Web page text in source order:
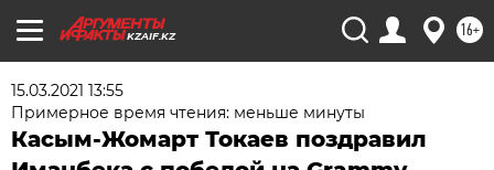
KZAIF.KZ 16+
15.03.2021 13:55
Примерное время чтения: меньше минуты
Касым-Жомарт Токаев поздравил